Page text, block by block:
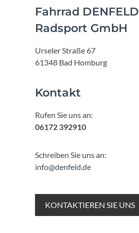
Fahrrad DENFELD
Radsport GmbH
Urseler Straße 67
61348 Bad Homburg
Kontakt
Rufen Sie uns an:
06172 392910
Schreiben Sie uns an:
info@denfeld.de
KONTAKTIEREN SIE UNS